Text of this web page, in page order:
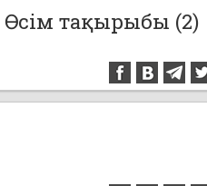
Өсім тақырыбы (2)